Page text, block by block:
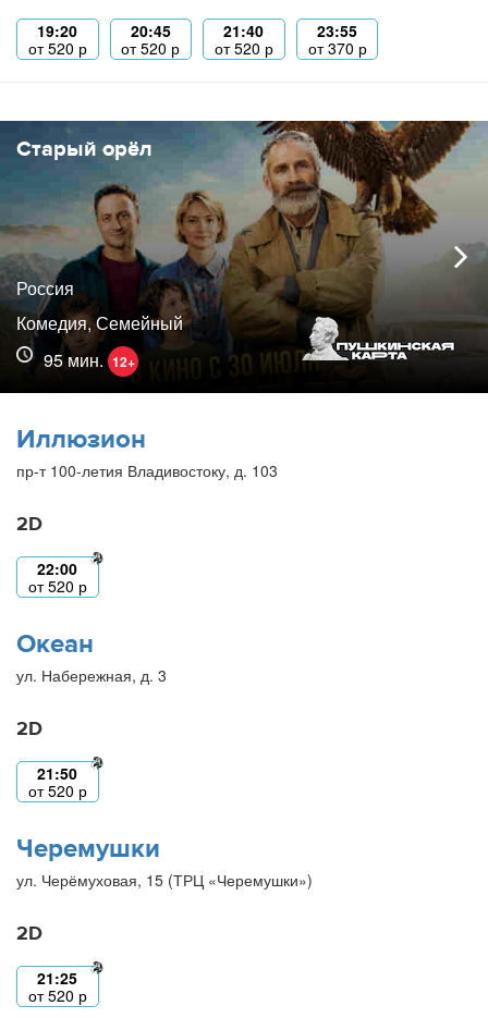
19:20
от520 р
20:45
от520 р
21:40
от520 р
23:55
от370 р
Старый орёл
Россия
Комедия, Семейный
95 мин. 12+
Иллюзион
пр-т 100-летия Владивостоку, д. 103
2D
22:00
от520 р
Океан
ул. Набережная, д. 3
2D
21:50
от520 р
Черемушки
ул. Черёмуховая, 15 (ТРЦ «Черемушки»)
2D
21:25
от520 р